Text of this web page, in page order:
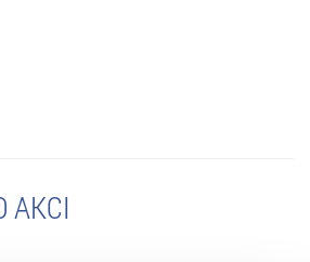
AKCI